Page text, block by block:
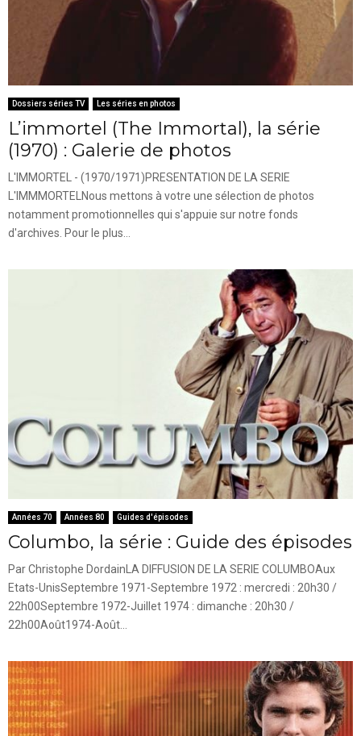
Dossiers séries TV Les séries en photos
L’immortel (The Immortal), la série
(1970) : Galerie de photos
L'IMMORTEL - (1970/1971)PRESENTATION DE LA SERIE
L'IMMMORTELNous mettons à votre une sélection de photos
notamment promotionnelles qui s'appuie sur notre fonds
d'archives. Pour le plus...
Années 70 Années 80 Guides d'épisodes
Columbo, la série : Guide des épisodes
Par Christophe DordainLA DIFFUSION DE LA SERIE COLUMBOAux
Etats-UnisSeptembre 1971-Septembre 1972 : mercredi : 20h30 /
22h00Septembre 1972-Juillet 1974 : dimanche : 20h30 /
22h00Août1974-Août...